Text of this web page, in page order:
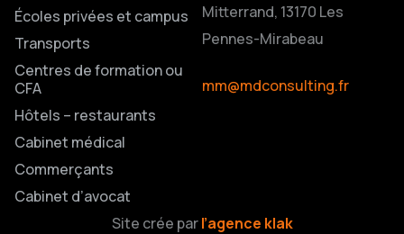
Écoles privées et campus
Transports
Centres de formation ou
CFA
Hôtels – restaurants
Cabinet médical
Commerçants
Cabinet d’avocat
Mitterrand, 13170 Les
Pennes-Mirabeau
mm@mdconsulting.fr
Site crée parl’agence klak